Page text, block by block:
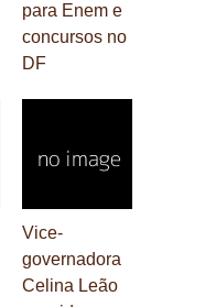
para Enem e
concursos no
DF
Vice-
governadora
Celina Leão